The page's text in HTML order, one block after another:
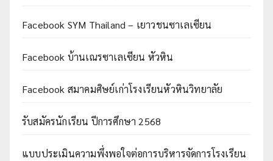
Facebook SYM Thailand – เยาวชนซาเลเซียน
Facebook บ้านเณรซาเลเซียน หัวหิน
Facebook สมาคมศิษย์เก่าโรงเรียนหัวหินวิทยาลัย
รับสมัครนักเรียน ปีการศึกษา 2568
แบบประเมินความพึ่งพอใจต่อการบริหารจัดการโรงเรียน